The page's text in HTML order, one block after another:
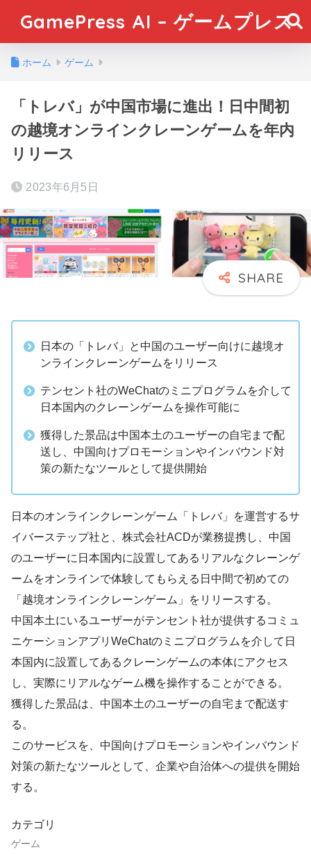
GamePress AI – ゲームプレス
ホーム ゲーム
「トレバ」が中国市場に進出！日中間初
の越境オンラインクレーンゲームを年内
リリース
2023年6月5日
日本の「トレバ」と中国のユーザー向けに越境オ
ンラインクレーンゲームをリリース
テンセント社のWeChatのミニプログラムを介して
日本国内のクレーンゲームを操作可能に
獲得した景品は中国本土のユーザーの自宅まで配
送し、中国向けプロモーションやインバウンド対
策の新たなツールとして提供開始
日本のオンラインクレーンゲーム「トレバ」を運営するサ
イバーステップ社と、株式会社ACDが業務提携し、中国
のユーザーに日本国内に設置してあるリアルなクレーンゲ
ームをオンラインで体験してもらえる日中間で初めての
「越境オンラインクレーンゲーム」をリリースする。
中国本土にいるユーザーがテンセント社が提供するコミュ
ニケーションアプリWeChatのミニプログラムを介して日
本国内に設置してあるクレーンゲームの本体にアクセス
し、実際にリアルなゲーム機を操作することができる。
獲得した景品は、中国本土のユーザーの自宅まで配送す
る。
このサービスを、中国向けプロモーションやインバウンド
対策の新たなツールとして、企業や自治体への提供を開始
する。
カテゴリ
ゲーム